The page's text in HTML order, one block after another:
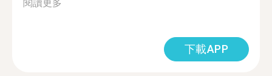
閱讀更多
下載APP